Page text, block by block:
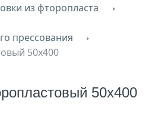
из фторопласта
прессования
50х400
50х400